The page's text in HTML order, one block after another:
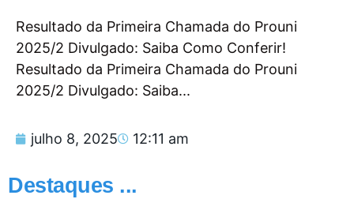
Resultado da Primeira Chamada do Prouni
2025/2 Divulgado: Saiba Como Conferir!
Resultado da Primeira Chamada do Prouni
2025/2 Divulgado: Saiba...
julho 8, 2025 12:11 am
Destaques ...